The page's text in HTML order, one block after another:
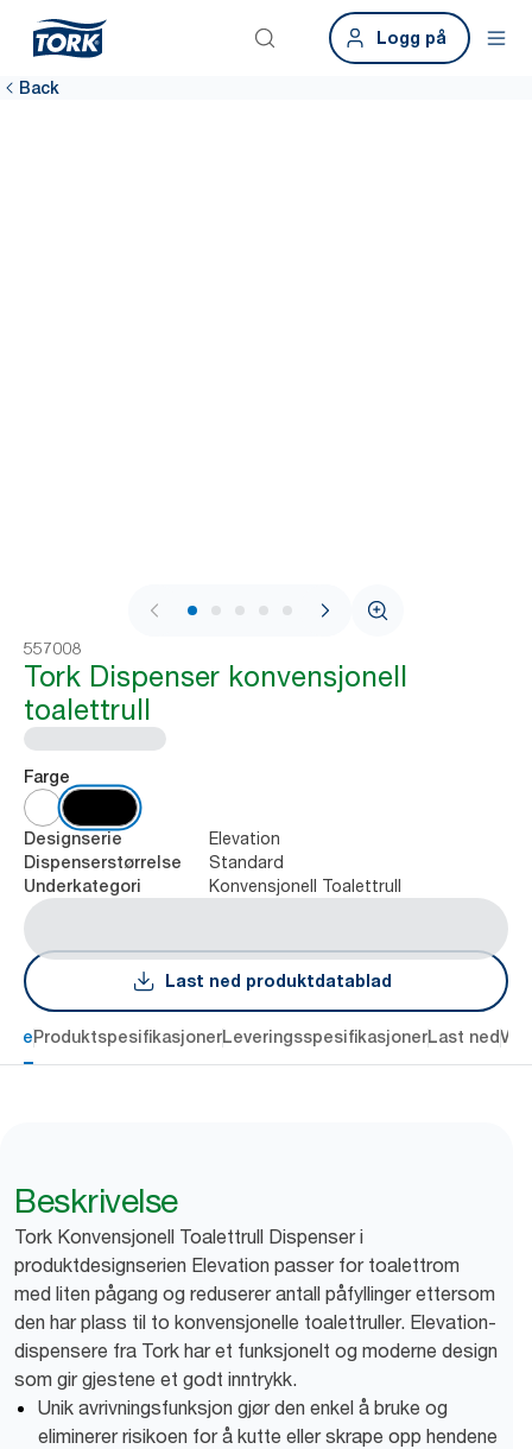
Logg på
Back
1 / 8
557008
Tork Dispenser konvensjonell
toalettrull
Farge
Designserie Elevation
Dispenserstørrelse Standard
Underkategori Konvensjonell Toalettrull
Last ned produktdatablad
ProduktspesifikasjonerLeveringsspesifikasjonerLast ned
Beskrivelse
Tork Konvensjonell Toalettrull Dispenser i
produktdesignserien Elevation passer for toalettrom
med liten pågang og reduserer antall påfyllinger ettersom
den har plass til to konvensjonelle toalettruller. Elevation-
dispensere fra Tork har et funksjonelt og moderne design
som gir gjestene et godt inntrykk.
Unik avrivningsfunksjon gjør den enkel å bruke og
eliminerer risikoen for å kutte eller skrape opp hendene